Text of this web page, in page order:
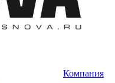
Компания